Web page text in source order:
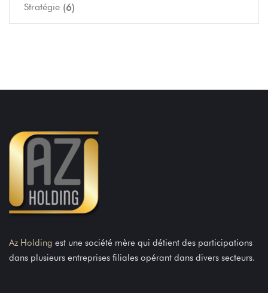
Stratégie (6)
Az Holding est une société mère qui détient des participations
dans plusieurs entreprises filiales opérant dans divers secteurs.